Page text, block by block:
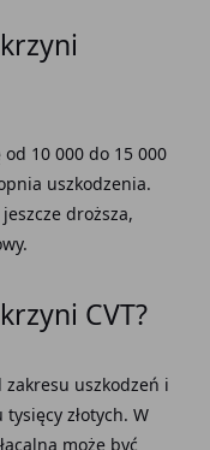
10 000 do 15 000
uszkodzenia.
droższa,
CVT?
zakresu uszkodzeń i
złotych. W
może być